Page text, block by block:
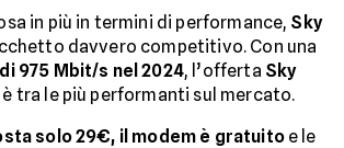
in più in termini di performance, Sky
davvero competitivo. Con una
975 Mbit/s nel 2024, l’offerta Sky
è tra le più performanti sul mercato.
solo 29€, il modem è gratuitoe le